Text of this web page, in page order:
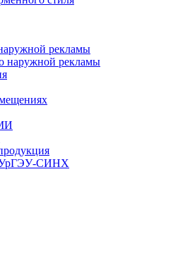
рекламы
наружной рекламы
УрГЭУ-СИНХ